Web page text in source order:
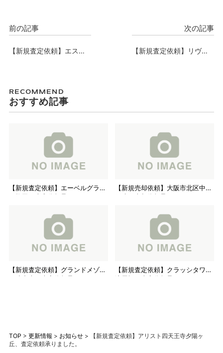
前の記事
【新規査定依頼】エステ
承りました。
次の記事
【新規査定依頼】リヴィ
RECOMMEND
おすすめ記事
【新規査定依頼】エーベルグラン
ツ梅田、査定依頼承りました。
【新規売却依頼】大阪市北区中古
戸建、売却依頼承りました。
【新規査定依頼】グランドメゾン
玉造中央、査定依頼承りました。
【新規査定依頼】クラッシタワー
淀屋橋、査定依頼承りました。
TOP > 更新情報 > お知らせ>
【新規査定依頼】アリスト四天王寺夕陽ヶ
丘、査定依頼承りました。